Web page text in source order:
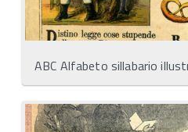
ABC Alfabeto sillabario